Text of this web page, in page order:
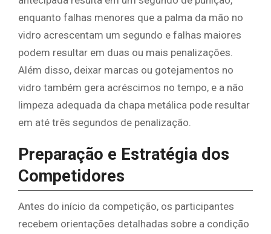
enquanto falhas menores que a palma da mão no
vidro acrescentam um segundo e falhas maiores
podem resultar em duas ou mais penalizações.
Além disso, deixar marcas ou gotejamentos no
vidro também gera acréscimos no tempo, e a não
limpeza adequada da chapa metálica pode resultar
em até três segundos de penalização.
Preparação e Estratégia dos
Competidores
Antes do início da competição, os participantes
recebem orientações detalhadas sobre a condição